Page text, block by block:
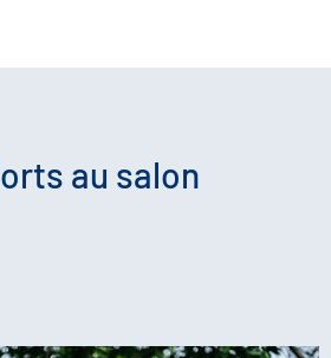
au salon